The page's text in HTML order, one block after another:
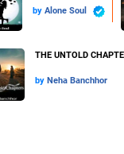
by Alone Soul
THE UNTOLD
by Neha Banchhor